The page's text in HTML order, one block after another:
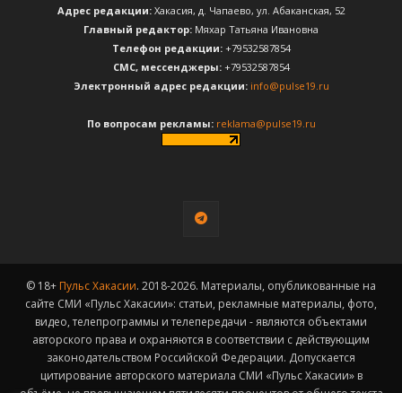
Адрес редакции:Хакасия, д. Чапаево, ул. Абаканская, 52
Главный редактор: Мяхар Татьяна Ивановна
Телефон редакции:+79532587854
CМС, мессенджеры:+79532587854
Электронный адрес редакции: info@pulse19.ru
По вопросам рекламы: reklama@pulse19.ru
© 18+ Пульс Хакасии. 2018-2026. Материалы, опубликованные на
сайте СМИ «Пульс Хакасии»: статьи, рекламные материалы, фото,
видео, телепрограммы и телепередачи - являются объектами
авторского права и охраняются в соответствии с действующим
законодательством Российской Федерации. Допускается
цитирование авторского материала СМИ «Пульс Хакасии» в